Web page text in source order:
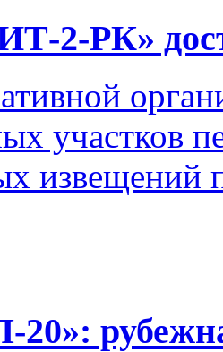
2-РК»
участков
извещений